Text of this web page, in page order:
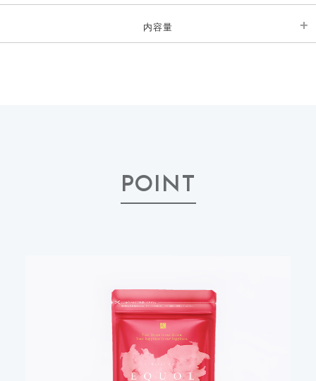
10 営業日前まで》にお願いいたします。
なお、解約をご希望の場合は、《次回配送日の 10
営業日前まで》にお電話にてお手続きください。※
2 回目以降は、お客様のご指定の頻度でお届けさ
ますのでご確認ください。
【３】お届けについて
初回のご注文は、12:00 までに完了した場合は当
直射日光・高温多湿を避けて、冷暗所にて保存く
ださい。
内容量
POINT